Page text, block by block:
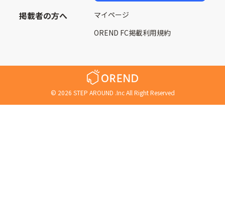
掲載者の方へ
マイページ
OREND FC掲載利用規約
© 2026 STEP AROUND .Inc All Right Reserved